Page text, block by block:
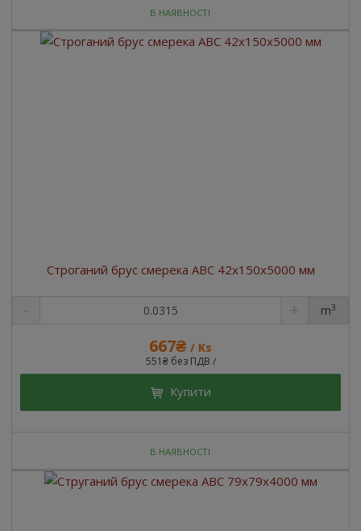
В НАЯВНОСТІ
Строганий брус смерека ABC 42x150x5000 мм
667₴ / Ks
551₴ без ПДВ /
m3
Купити
В НАЯВНОСТІ